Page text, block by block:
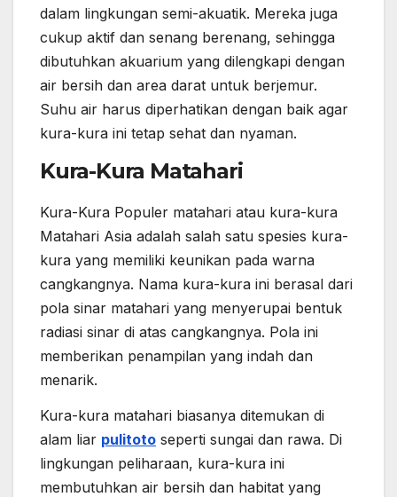
dalam lingkungan semi-akuatik. Mereka juga
cukup aktif dan senang berenang, sehingga
dibutuhkan akuarium yang dilengkapi dengan
air bersih dan area darat untuk berjemur.
Suhu air harus diperhatikan dengan baik agar
kura-kura ini tetap sehat dan nyaman.
Kura-Kura Matahari
Kura-Kura Populer matahari atau kura-kura
Matahari Asia adalah salah satu spesies kura-
kura yang memiliki keunikan pada warna
cangkangnya. Nama kura-kura ini berasal dari
pola sinar matahari yang menyerupai bentuk
radiasi sinar di atas cangkangnya. Pola ini
memberikan penampilan yang indah dan
menarik.
Kura-kura matahari biasanya ditemukan di
alam liar pulitoto seperti sungai dan rawa. Di
lingkungan peliharaan, kura-kura ini
membutuhkan air bersih dan habitat yang